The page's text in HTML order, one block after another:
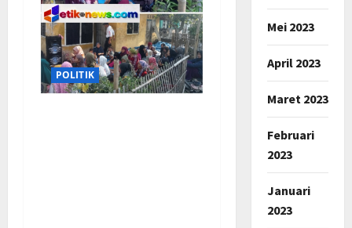
POLITIK
Mei 2023
April 2023
Maret 2023
Februari
2023
Januari
2023